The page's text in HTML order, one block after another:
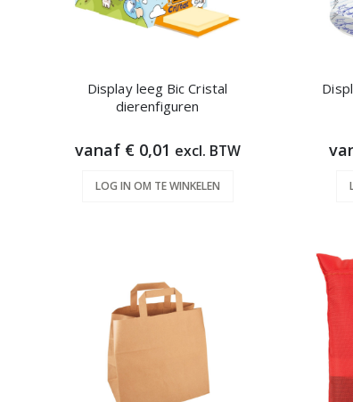
Display leeg Bic Cristal
dierenfiguren
vanaf € 0,01 excl. BTW
LOG IN OM TE WINKELEN